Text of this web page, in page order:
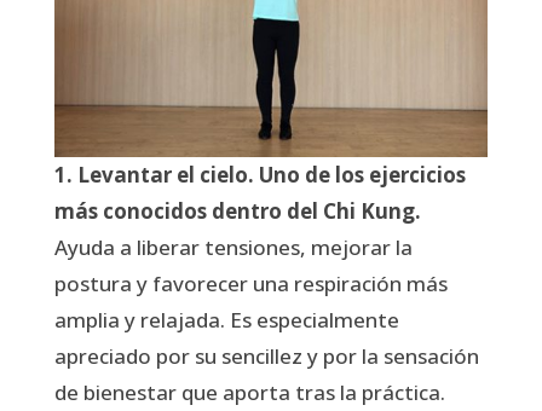
1. Levantar el cielo. Uno de los ejercicios
más conocidos dentro del Chi Kung.
Ayuda a liberar tensiones, mejorar la
postura y favorecer una respiración más
amplia y relajada. Es especialmente
apreciado por su sencillez y por la sensación
de bienestar que aporta tras la práctica.